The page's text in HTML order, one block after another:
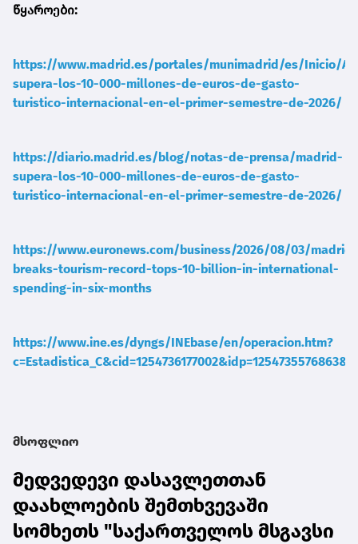
წყაროები:
https://www.madrid.es/portales/munimadrid/es/Inicio/
supera-los-10-000-millones-de-euros-de-gasto-
turistico-internacional-en-el-primer-semestre-de-2026/
https://diario.madrid.es/blog/notas-de-prensa/madrid-
supera-los-10-000-millones-de-euros-de-gasto-
turistico-internacional-en-el-primer-semestre-de-2026/
https://www.euronews.com/business/2026/08/03/madrid-
breaks-tourism-record-tops-10-billion-in-international-
spending-in-six-months
https://www.ine.es/dyngs/INEbase/en/operacion.htm?
მსოფლიო
მედვედევი დასავლეთთან
დაახლოების შემთხვევაში
სომხეთს "საქართველოს მსგავსი